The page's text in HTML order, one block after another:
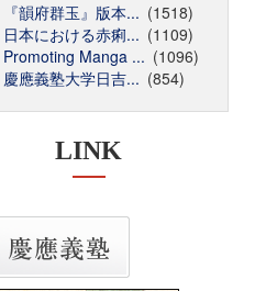
『韻府群玉』版本... (1518)
日本における赤痢... (1109)
Promoting Manga ... (1096)
慶應義塾大学日吉... (854)
LINK